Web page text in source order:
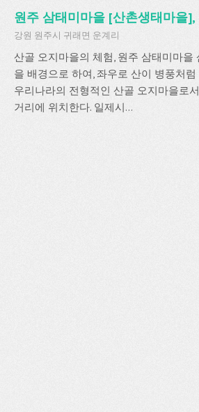
원주 삼태미마을 [산촌생태마을],
강원 원주시 귀래면 운계리
산골 오지마을의 체험, 원주 삼태미마을
을 배경으로 하여, 좌우로 산이 병풍처
우리나라의 전형적인 산골 오지마을로
거리에 위치한다. 일제시...